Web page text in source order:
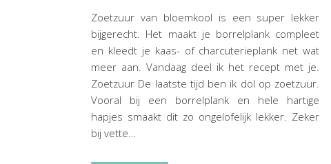
Zoetzuur van bloemkool is een super lekker
bijgerecht. Het maakt je borrelplank compleet
en kleedt je kaas- of charcuterieplank net wat
meer aan. Vandaag deel ik het recept met je.
Zoetzuur De laatste tijd ben ik dol op zoetzuur.
Vooral bij een borrelplank en hele hartige
hapjes smaakt dit zo ongelofelijk lekker. Zeker
bij vette…